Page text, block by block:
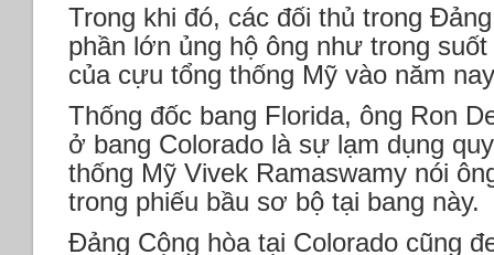
Trong khi đó, các đối thủ trong
phần lớn ủng hộ ông như trong
của cựu tổng thống Mỹ vào năm
Thống đốc bang Florida, ông Ron
ở bang Colorado là sự lạm dụng
thống Mỹ Vivek Ramaswamy nói
trong phiếu bầu sơ bộ tại bang này.
Đảng Cộng hòa tại Colorado cũng